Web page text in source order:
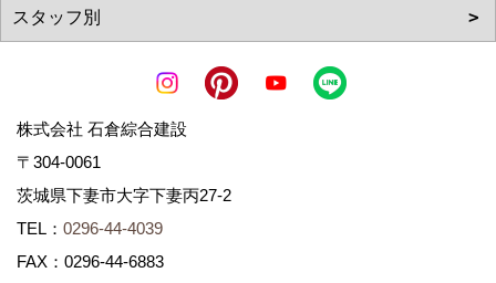
株式会社 石倉綜合建設
〒304-0061
茨城県下妻市大字下妻丙27-2
TEL： 0296-44-4039
FAX：0296-44-6883